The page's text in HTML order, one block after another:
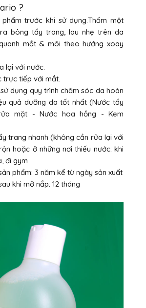
?
trước khi sử dụng.Thấm một
bông tẩy trang, lau nhẹ trên da
mắt & môi theo hướng xoay
lại với nước.
trực tiếp với mắt.
dụng quy trình chăm sóc da hoàn
quả dưỡng da tốt nhất (Nước tẩy
mặt - Nước hoa hồng - Kem
trang nhanh (không cần rửa lại với
hoặc ở những nơi thiếu nước: khi
đi gym
phẩm: 3 năm kể từ ngày sản xuất
khi mở nắp: 12 tháng